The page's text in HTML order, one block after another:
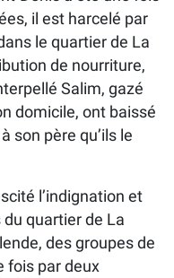
il est harcelé par
le quartier de La
de nourriture,
Salim, gazé
domicile, ont baissé
son père qu’ils le
l’indignation et
quartier de La
des groupes de
fois par deux